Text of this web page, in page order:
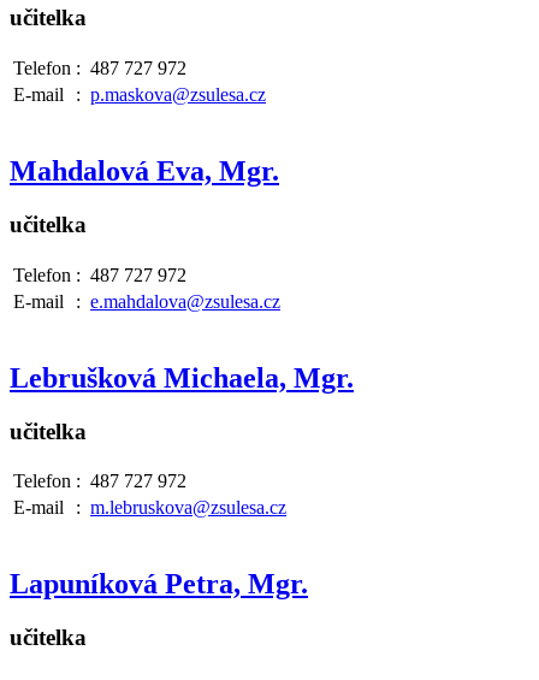
učitelka
Telefon : 487 727 972
E-mail
: p.maskova@zsulesa.cz
Mahdalová Eva, Mgr.
učitelka
Telefon : 487 727 972
E-mail
: e.mahdalova@zsulesa.cz
Lebrušková Michaela, Mgr.
učitelka
Telefon : 487 727 972
E-mail
: m.lebruskova@zsulesa.cz
Lapuníková Petra, Mgr.
učitelka